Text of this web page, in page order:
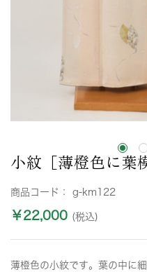
小紋［薄橙色に葉
商品コード： g-km122
￥22,000 (税込)
薄橙色の小紋です。葉の中に